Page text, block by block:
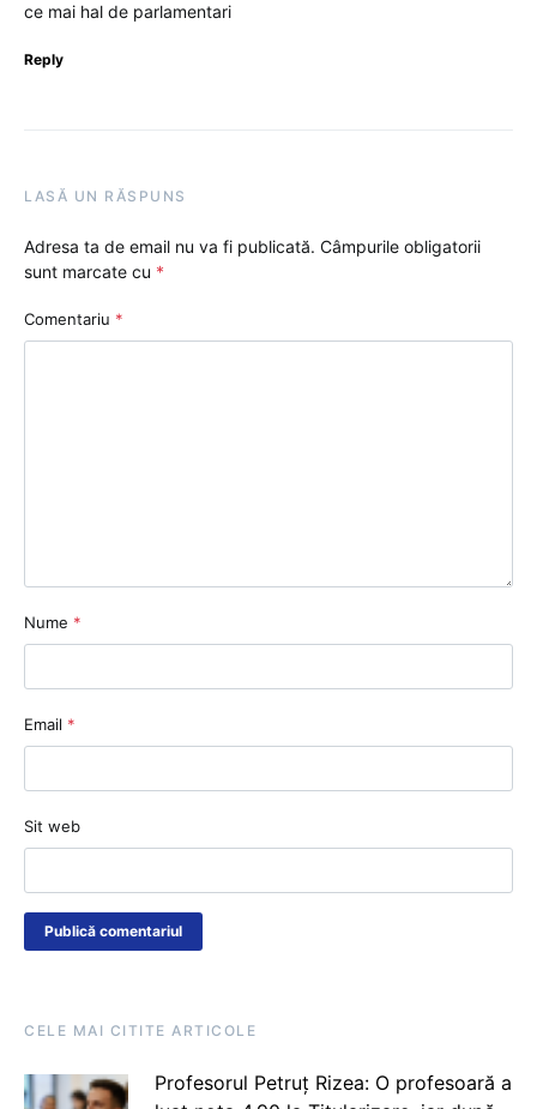
ce mai hal de parlamentari
Reply
LASĂ UN RĂSPUNS
Adresa ta de email nu va fi publicată. Câmpurile obligatorii
sunt marcate cu *
Comentariu *
Nume *
Email *
Sit web
CELE MAI CITITE ARTICOLE
Profesorul Petruț Rizea: O profesoară a